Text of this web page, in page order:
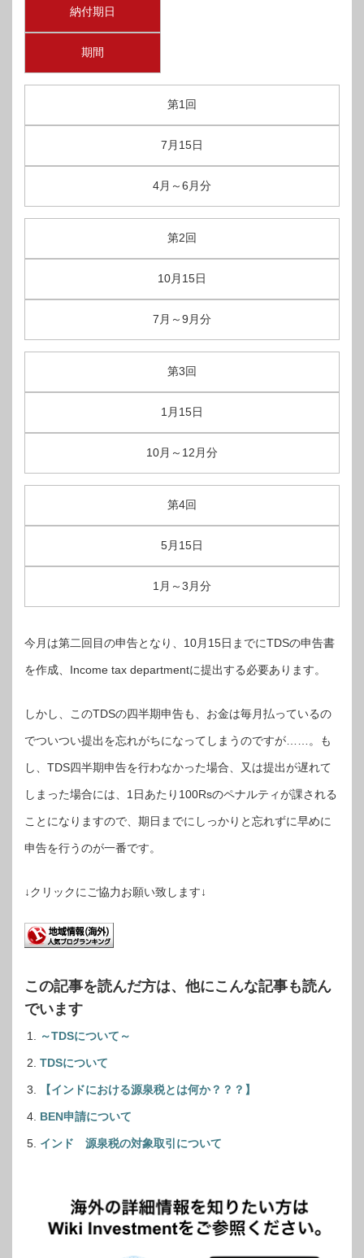
納付期日
期間
第1回
7月15日
4月～6月分
第2回
10月15日
7月～9月分
第3回
1月15日
10月～12月分
第4回
5月15日
1月～3月分
今月は第二回目の申告となり、10月15日までにTDSの申告書
を作成、Income tax departmentに提出する必要あります。
しかし、このTDSの四半期申告も、お金は毎月払っているの
でついつい提出を忘れがちになってしまうのですが……。も
し、TDS四半期申告を行わなかった場合、又は提出が遅れて
しまった場合には、1日あたり100Rsのペナルティが課される
ことになりますので、期日までにしっかりと忘れずに早めに
申告を行うのが一番です。
↓クリックにご協力お願い致します↓
この記事を読んだ方は、他にこんな記事も読ん
でいます
～TDSについて～
TDSについて
【インドにおける源泉税とは何か？？？】
BEN申請について
インド 源泉税の対象取引について